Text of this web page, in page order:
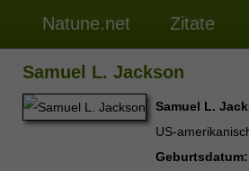
Natune.net Zitate
Samuel L. Jackson
Samuel L.
US-
Geburtsdatum: